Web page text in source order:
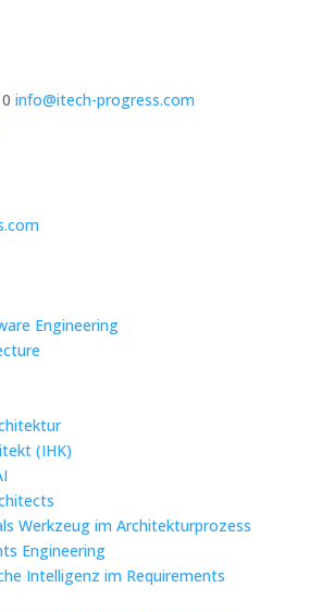
info@itech-progress.com
Engineering
(IHK)
Werkzeug im Architekturprozess
Engineering
Intelligenz im Requirements